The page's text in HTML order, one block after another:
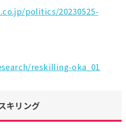
politics/20230525-
reskilling-oka_01
キリング